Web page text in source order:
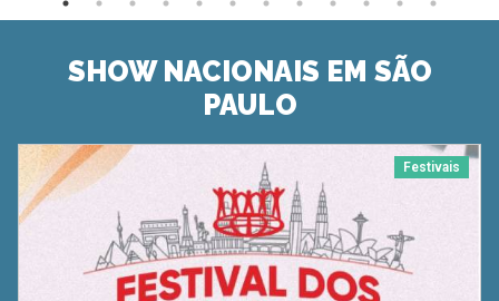
SHOW NACIONAIS EM SÃO
PAULO
Festivais